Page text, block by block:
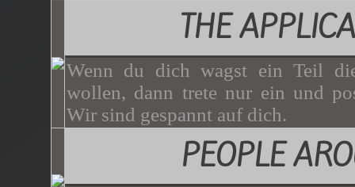
THE
Wenn du dich wagst ein Teil
wollen, dann trete nur ein und
Wir sind gespannt auf dich.
PEOPLE